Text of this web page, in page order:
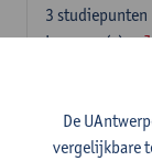
3 studiepunten
Lesgever(s):
3-Massa- en
studiepunten
Lesgever(s):
De
vergelijkbare